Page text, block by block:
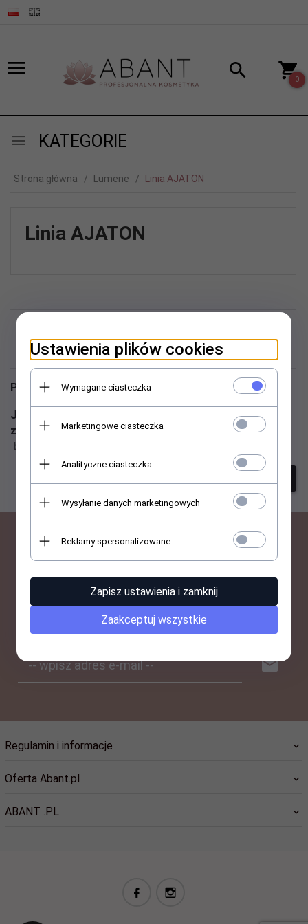
0
KATEGORIE
Strona główna Lumene Linia AJATON
Linia AJATON
produktu!
Podaj inne słowa i spróbuj raz jeszcze
Jeśli nadal masz problem z wyszukaniem produktu -
zadzwoń do nas ☎ 513 059 007 lub napisz ✉
biuro@abant.pl
BĄDŹ NA BIEŻĄCO Z
NOWOŚCIAMI I PROMOCJAMI
ABANT.PL
-- wpisz adres e-mail --
Regulamin i informacje
Oferta Abant.pl
ABANT .PL
Ustawienia plików cookies
Wymagane ciasteczka
Marketingowe ciasteczka
Analityczne ciasteczka
Wysyłanie danych marketingowych
Reklamy spersonalizowane
Zapisz ustawienia i zamknij
Zaakceptuj wszystkie